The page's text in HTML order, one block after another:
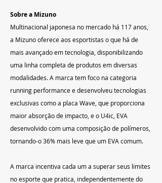
Sobre a Mizuno
Multinacional japonesa no mercado há 117 anos,
a Mizuno oferece aos esportistas o que há de
mais avançado em tecnologia, disponibilizando
uma linha completa de produtos em diversas
modalidades. A marca tem foco na categoria
running performance e desenvolveu tecnologias
exclusivas como a placa Wave, que proporciona
maior absorção de impacto, e o U4ic, EVA
desenvolvido com uma composição de polímeros,
tornando-o 36% mais leve que um EVA comum.
A marca incentiva cada um a superar seus limites
no esporte que pratica, independentemente do